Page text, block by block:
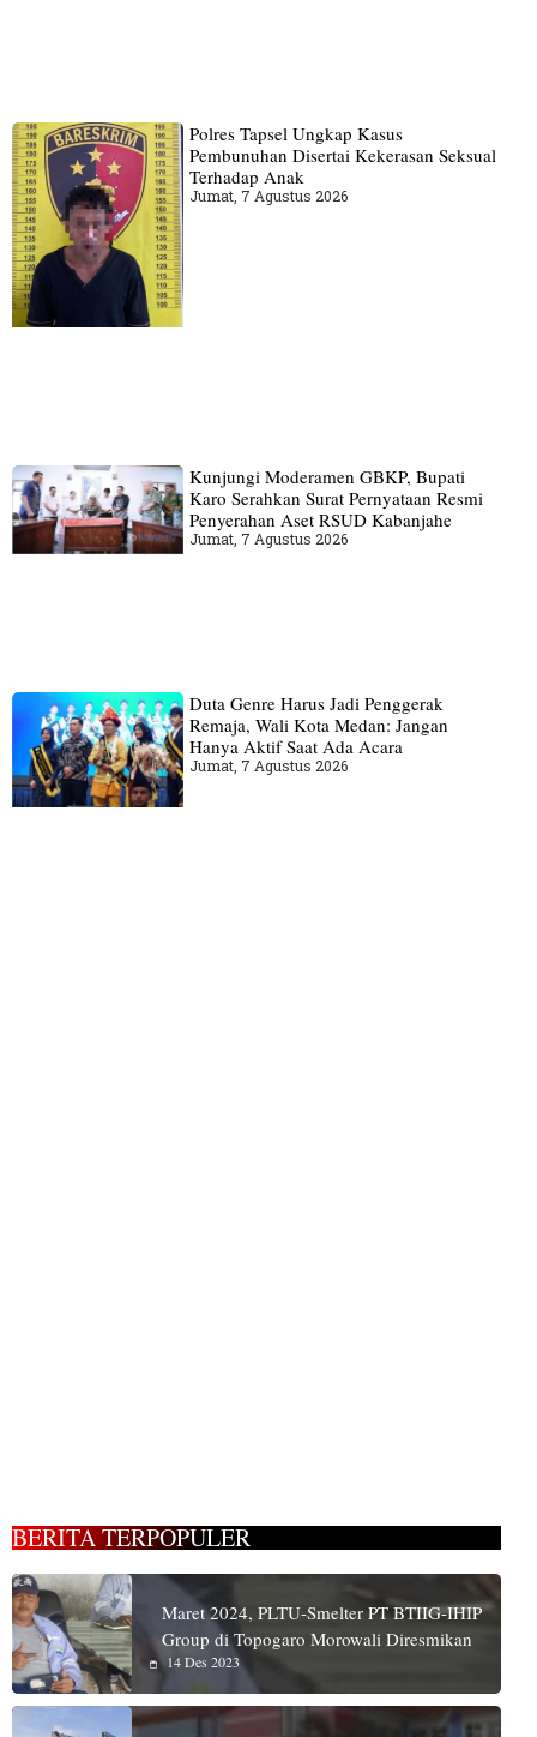
Polres Tapsel Ungkap Kasus
Pembunuhan Disertai Kekerasan Seksual
Terhadap Anak
Jumat, 7 Agustus 2026
Kunjungi Moderamen GBKP, Bupati
Karo Serahkan Surat Pernyataan Resmi
Penyerahan Aset RSUD Kabanjahe
Jumat, 7 Agustus 2026
Duta Genre Harus Jadi Penggerak
Remaja, Wali Kota Medan: Jangan
Hanya Aktif Saat Ada Acara
Jumat, 7 Agustus 2026
BERITA TERPOPULER
Maret 2024, PLTU-Smelter PT BTIIG-IHIP
Group di Topogaro Morowali Diresmikan
14 Des 2023